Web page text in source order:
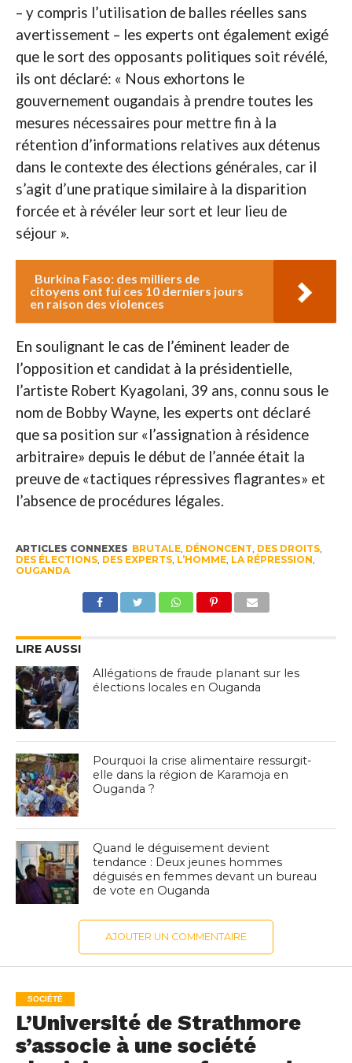
– y compris l’utilisation de balles réelles sans
avertissement – les experts ont également exigé
que le sort des opposants politiques soit révélé,
ils ont déclaré: « Nous exhortons le
gouvernement ougandais à prendre toutes les
mesures nécessaires pour mettre fin à la
rétention d’informations relatives aux détenus
dans le contexte des élections générales, car il
s’agit d’une pratique similaire à la disparition
forcée et à révéler leur sort et leur lieu de
séjour ».
Burkina Faso: des milliers de
citoyens ont fui ces 10 derniers jours
en raison des violences
En soulignant le cas de l’éminent leader de
l’opposition et candidat à la présidentielle,
l’artiste Robert Kyagolani, 39 ans, connu sous le
nom de Bobby Wayne, les experts ont déclaré
que sa position sur «l’assignation à résidence
arbitraire» depuis le début de l’année était la
preuve de «tactiques répressives flagrantes» et
l’absence de procédures légales.
ARTICLES CONNEXES BRUTALE, DÉNONCENT DES DROITS,
DES ÉLECTIONS, DES EXPERTS, L’HOMME, LA RÉPRESSION
OUGANDA
LIRE AUSSI
Allégations de fraude planant sur les
élections locales en Ouganda
Pourquoi la crise alimentaire ressurgit-
elle dans la région de Karamoja en
Ouganda ?
Quand le déguisement devient
tendance : Deux jeunes hommes
déguisés en femmes devant un bureau
de vote en Ouganda
AJOUTER UN COMMENTAIRE
SOCIÉTÉ
L’Université de Strathmore
s’associe à une société